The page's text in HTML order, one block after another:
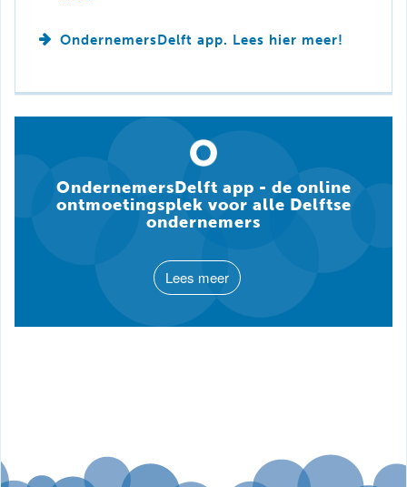
OndernemersDelft app. Lees hier meer!
OndernemersDelft app - de online
ontmoetingsplek voor alle Delftse
ondernemers
Lees meer